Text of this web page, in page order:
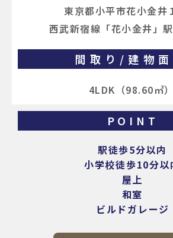
東京都小平市花小金井
西武新宿線「花小金井」
間取り/建物面
4LDK（98.60㎡）
POINT
駅徒歩5分以内
小学校徒歩10分以
屋上
和室
ビルドガレージ